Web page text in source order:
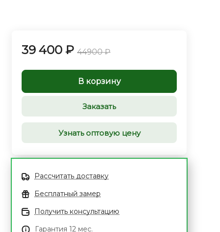
39 400 ₽ 44900 ₽
В корзину
Заказать
Узнать оптовую цену
Рассчитать доставку
Бесплатный замер
Получить консультацию
Гарантия 12 мес.